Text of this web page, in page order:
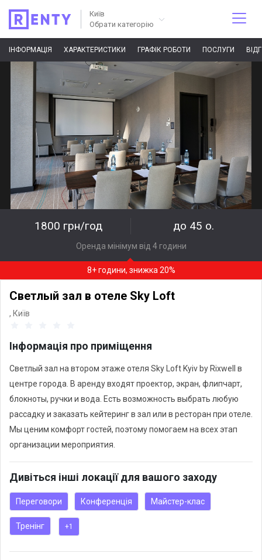
Київ
Обрати категорію
ІНФОРМАЦІЯ ХАРАКТЕРИСТИКИ ГРАФІК РОБОТИ ПОСЛУГИ
1800 грн/год до 45 о.
Оренда мінімум від 4 години
8+ години, знижка 20%
Светлый зал в отеле Sky Loft
, Київ
Інформація про приміщення
Светлый зал на втором этаже отеля Sky Loft Kyiv by Rixwell в
центре города. В аренду входят проектор, экран, флипчарт,
блокноты, ручки и вода. Есть возможность выбрать любую
рассадку и заказать кейтеринг в зал или в ресторан при отеле.
Мы ценим комфорт гостей, поэтому помогаем на всех этап
организации мероприятия.
Дивіться інші локації для вашого заходу
Переговори Конференція Майстер-клас
Тренінг +1